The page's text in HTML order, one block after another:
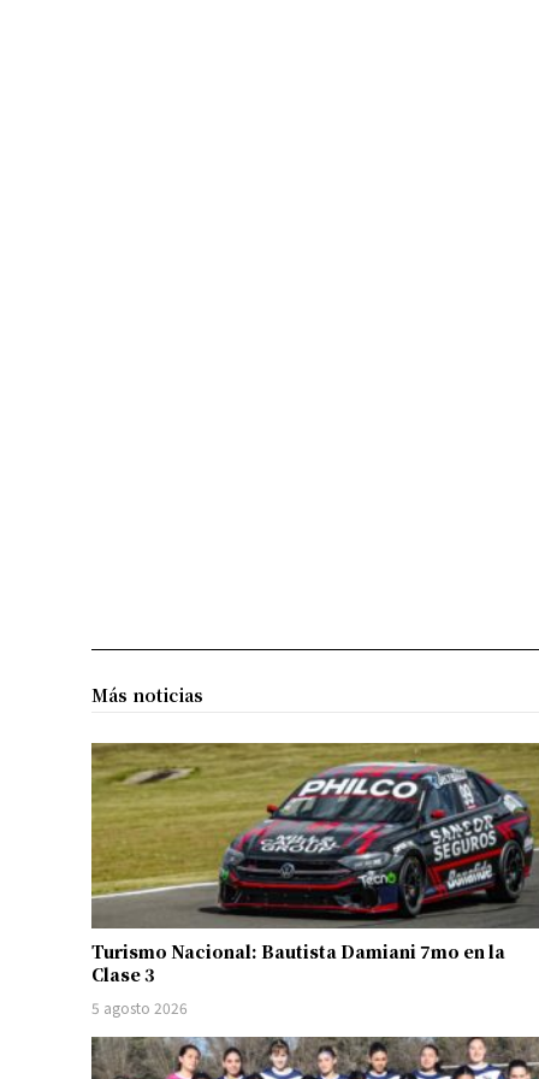
Más noticias
Turismo Nacional: Bautista Damiani 7mo en la
Clase 3
5 agosto 2026